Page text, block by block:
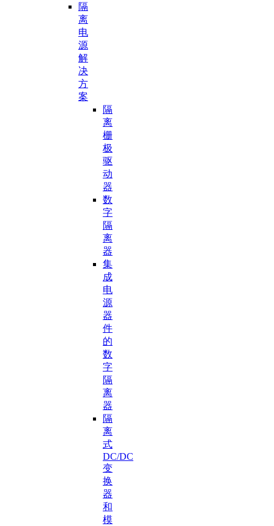
隔
离
电
源
解
决
方
案
隔
离
栅
极
驱
动
器
数
字
隔
离
器
集
成
电
源
器
件
的
数
字
隔
离
器
隔
离
式
DC/DC
变
换
器
和
模